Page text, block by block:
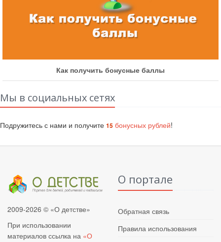
Как получить бонусные баллы
Мы в социальных сетях
Подружитесь с нами и получите 15 бонусных рублей!
2009-2026 © «О детстве»
При использовании
материалов ссылка на «О
О портале
Обратная связь
Правила использования